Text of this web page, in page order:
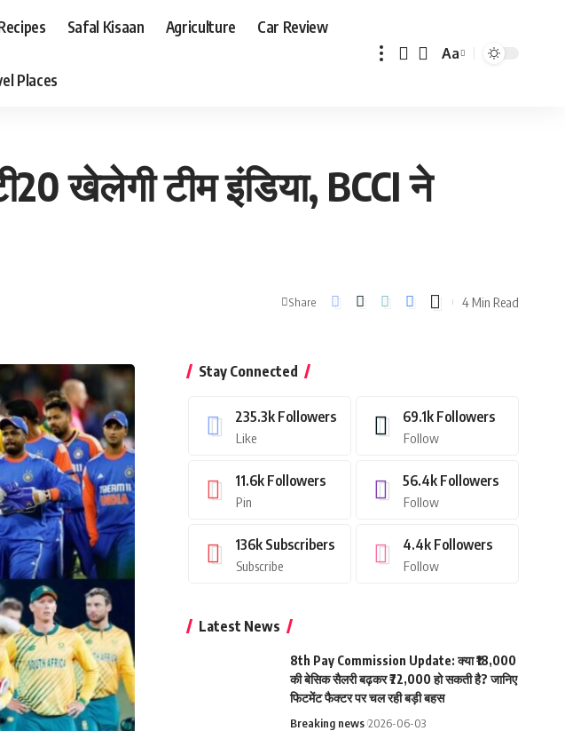
Safal Kisaan Agriculture Car Review
Places
Font
Aa
खेलेगी टीम इंडिया, BCCI ने
Share 4 Min Read
Stay Connected
235.3k Followers
Like
69.1k Followers
Follow
11.6k Followers
Pin
56.4k Followers
Follow
136k Subscribers
Subscribe
4.4k Followers
Follow
Latest News
8th Pay Commission Update: क्या ₹18,000
की बेसिक सैलरी बढ़कर ₹72,000 हो सकती है? जानिए
फिटमेंट फैक्टर पर चल रही बड़ी बहस
Breaking news 2026-06-03